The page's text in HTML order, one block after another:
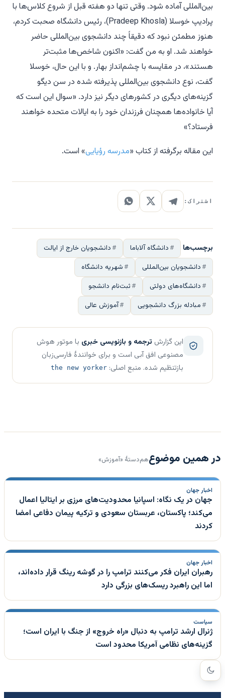
بین‌المللی آماده شود. وقتی تنها دو هفته قبل از شروع کلاس‌ها با
پرادیپ خوسلا (Pradeep Khosla)، رئیس دانشگاه صحبت کردم،
هنوز مطمئن نبود که دقیقاً چند دانشجوی بین‌المللی حاضر
خواهند شد. او به من گفت: «اکنون شاخص‌ها مثبت‌تر
هستند»، در مقایسه با چشم‌انداز بهار. و با این حال، خوسلا
گفت، نوع دانشجوی بین‌المللی پذیرفته شده در سن دیگو
گزینه‌های دیگری در کشورهای دیگر نیز دارد. «سوال این است که
آیا خانواده‌ها همچنان فرزندان خود را به ایالات متحده خواهند
فرستاد؟»
این مقاله برگرفته از کتاب «مدرسه رؤیایی» است.
اشتراک:
برچسب‌ها دانشگاه آلاباما
دانشجویان خارج از ایالت
دانشجویان بین‌المللی
شهریه دانشگاه
دانشگاه‌های دولتی
ثبت‌نام دانشجو
مبادله بزرگ دانشجویی
آموزش عالی
این گزارش ترجمه و بازنویسی خبری با موتور هوش
مصنوعی افق آبی است و برای خوانندهٔ فارسی‌زبان
بازتنظیم شده. منبع اصلی: the new yorker
در همین موضوعهم‌دستهٔ «آموزش»
اخبار جهان
جهان در یک نگاه: اسپانیا محدودیت‌های مرزی بر ایتالیا اعمال
می‌کند؛ پاکستان، عربستان سعودی و ترکیه پیمان دفاعی امضا
کردند
اخبار جهان
رهبران ایران فکر می‌کنند ترامپ را در گوشه رینگ قرار داده‌اند،
اما این راهبرد ریسک‌های بزرگی دارد
سیاست
ژنرال ارشد ترامپ به دنبال «راه خروج» از جنگ با ایران است؛
گزینه‌های نظامی آمریکا محدود است